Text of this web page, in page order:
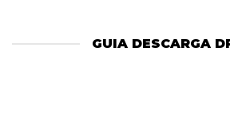
GUIA DESCARGA